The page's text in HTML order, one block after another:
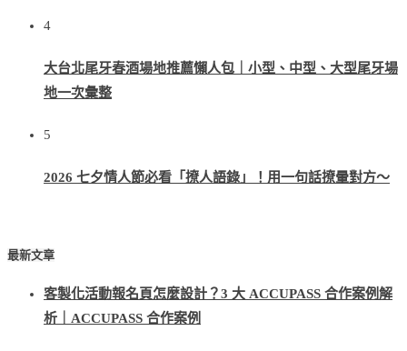
4
大台北尾牙春酒場地推薦懶人包｜小型、中型、大型尾牙場
地一次彙整
5
2026 七夕情人節必看「撩人語錄」！用一句話撩暈對方～
最新文章
客製化活動報名頁怎麼設計？3 大 ACCUPASS 合作案例解
析｜ACCUPASS 合作案例